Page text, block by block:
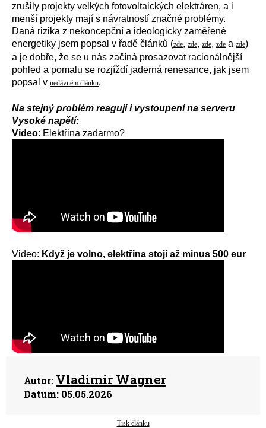
zrušily projekty velkých fotovoltaických elektráren, a i
menší projekty mají s návratností značné problémy.
Daná rizika z nekoncepční a ideologicky zaměřené
energetiky jsem popsal v řadě článků (zde, zde, zde, zde a zde)
a je dobře, že se u nás začíná prosazovat racionálnější
pohled a pomalu se rozjíždí jaderná renesance, jak jsem
popsal v nedávném článku.
Na stejný problém reagují i vystoupení na serveru
Vysoké napětí:
Video: Elektřina zadarmo?
Video: Když je volno, elektřina stojí až minus 500 eur
Autor: Vladimír Wagner
Datum: 05.05.2026
Tisk článku